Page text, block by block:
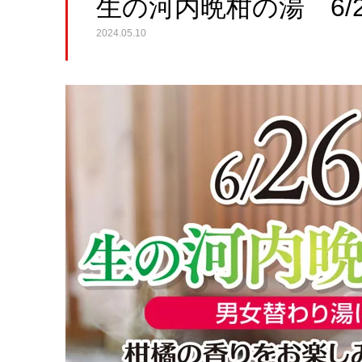
生の河内晩柑の湯 6/
2024.05.10